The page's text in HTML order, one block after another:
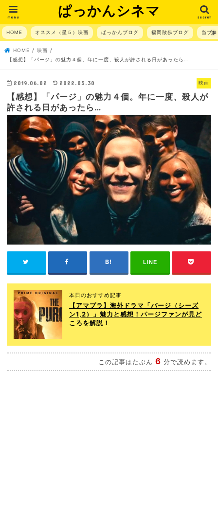
ぱっかんシネマ search
menu
HOME オススメ（星５）映画 ぱっかんブログ 福岡散歩ブログ 当ブ
HOME
映画
【感想】「パージ」の魅力４個。年に一度、殺人が許される日があったら…
映画
2019.06.02 2022.05.30
【感想】「パージ」の魅力４個。年に一度、殺人が
許される日があったら…
LINE
本日のおすすめ記事
【アマプラ】海外ドラマ「パージ（シーズ
ン1,2）」魅力と感想！パージファンが見ど
ころを解説！
この記事はたぶん 6 分で読めます。